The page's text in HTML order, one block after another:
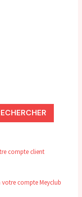
compte client
compte Meyclub